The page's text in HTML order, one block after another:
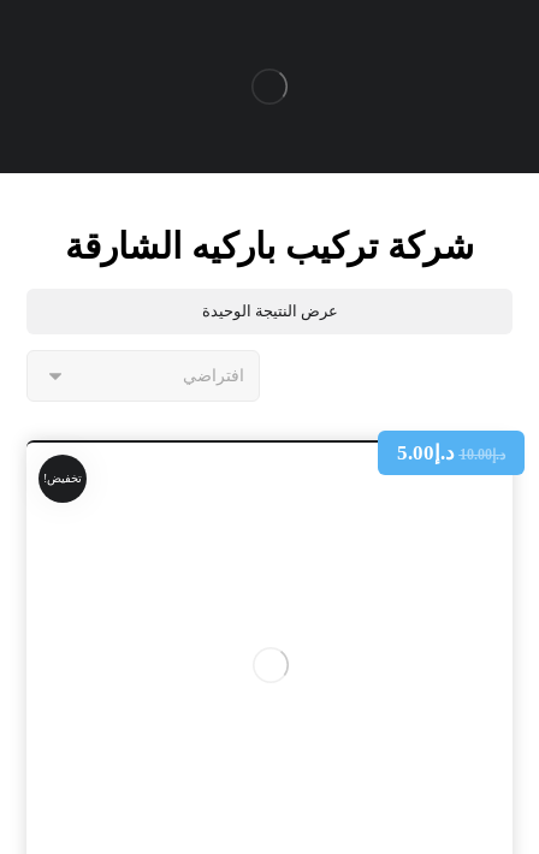
شركة تركيب باركيه الشارقة
عرض النتيجة الوحيدة
تخفيض!
د.إ10.00 د.إ 5.00